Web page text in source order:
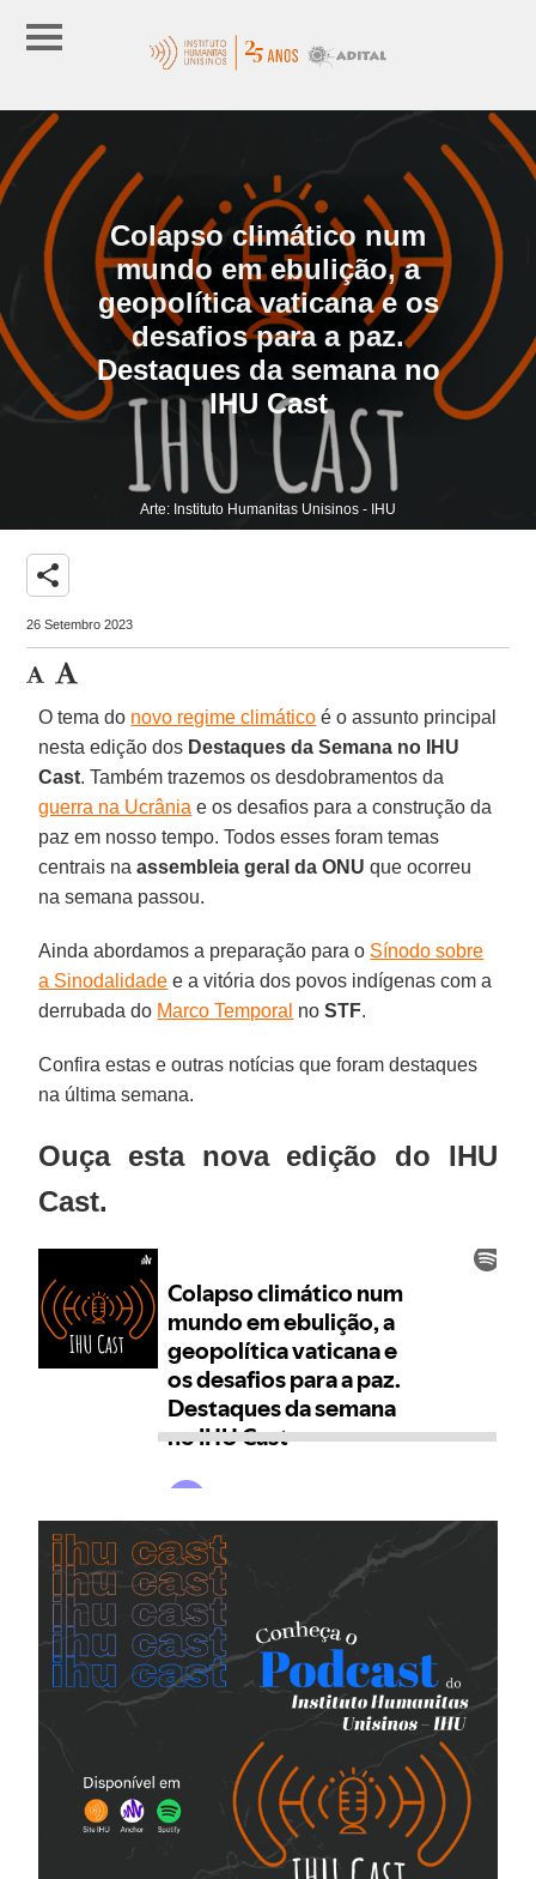
Colapso climático num
mundo em ebulição, a
geopolítica vaticana e os
desafios para a paz.
Destaques da semana no
IHU Cast
Arte: Instituto Humanitas Unisinos - IHU
share
26 Setembro 2023
O tema do novo regime climático é o assunto principal
nesta edição dos Destaques da Semana no IHU
Cast. Também trazemos os desdobramentos da
guerra na Ucrânia e os desafios para a construção da
paz em nosso tempo. Todos esses foram temas
centrais naassembleia geral da ONU que ocorreu
na semana passou.
Ainda abordamos a preparação para o Sínodo sobre
a Sinodalidade e a vitória dos povos indígenas com a
derrubada do Marco Temporal noSTF.
Confira estas e outras notícias que foram destaques
na última semana.
Ouça esta nova edição do IHU
Cast.